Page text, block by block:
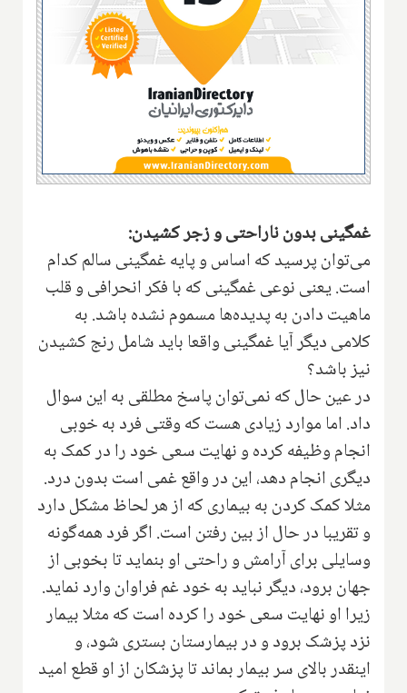
غمگینی بدون ناراحتی و زجر کشیدن:
می‌توان پرسید که اساس و پایه غمگینی سالم کدام
است. یعنی نوعی غمگینی که با فکر انحرافی و قلب
ماهیت دادن به پدیده‌ها مسموم نشده باشد. به
کلامی دیگر آیا غمگینی واقعا باید شامل رنج کشیدن
نیز باشد؟
در عین حال که نمی‌توان پاسخ مطلقی به این سوال
داد. اما موارد زیادی هست که وقتی فرد به خوبی
انجام وظیفه کرده و نهایت سعی خود را در کمک به
دیگری انجام دهد، این در واقع غمی است بدون درد.
مثلا کمک کردن به بیماری که از هر لحاظ مشکل دارد
و تقریبا در حال از بین رفتن است. اگر فرد همه‌گونه
وسایلی برای آرامش و راحتی او بنماید تا بخوبی از
جهان برود، دیگر نباید به خود غم فراوان وارد نماید.
زیرا او نهایت سعی خود را کرده است که مثلا بیمار
نزد پزشک برود و در بیمارستان بستری شود، و
اینقدر بالای سر بیمار بماند تا پزشکان از او قطع امید